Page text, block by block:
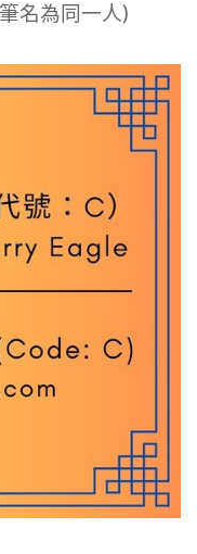
名為同一人)